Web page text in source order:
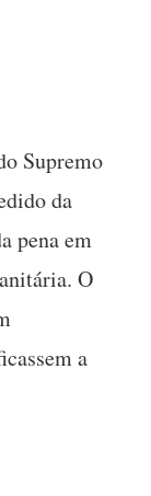
Supremo
da
pena em
O
a